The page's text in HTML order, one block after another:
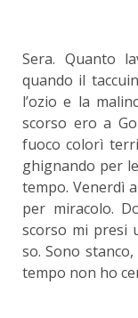
Sera. Quanto
quando il
l’ozio e la
scorso ero a
fuoco colorì
ghignando per
tempo. Venerdì
per miracolo.
scorso mi presi
so. Sono
tempo non ho